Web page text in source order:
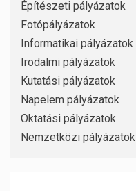
Építészeti pályázatok
Fotópályázatok
Informatikai pályázatok
Irodalmi pályázatok
Kutatási pályázatok
Napelem pályázatok
Oktatási pályázatok
Nemzetközi pályázatok